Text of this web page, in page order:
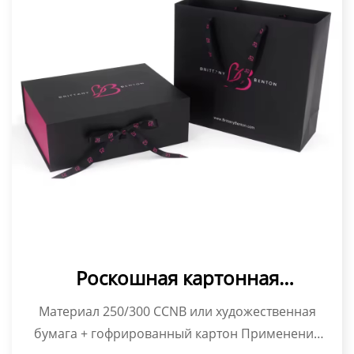
Роскошная картонная
для упаковки париков, одежды и
обуви, жесткая складная
Материал 250/300 CCNB или художественная
бумага + гофрированный картон Применение